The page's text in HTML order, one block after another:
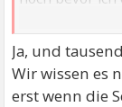
Es war und ist
in den Arm zu
Ja, und
Wir wissen es
erst wenn die